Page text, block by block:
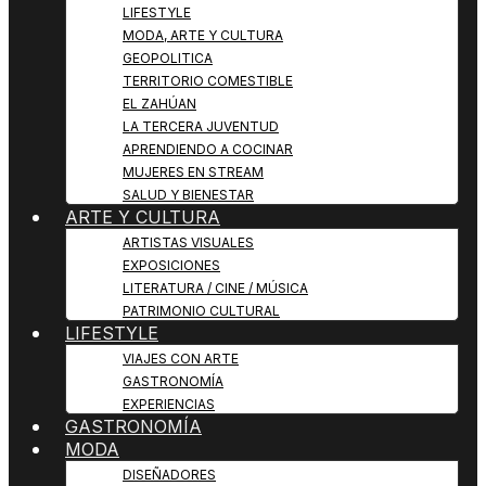
LIFESTYLE
MODA, ARTE Y CULTURA
GEOPOLITICA
TERRITORIO COMESTIBLE
EL ZAHÚAN
LA TERCERA JUVENTUD
APRENDIENDO A COCINAR
MUJERES EN STREAM
SALUD Y BIENESTAR
ARTE Y CULTURA
ARTISTAS VISUALES
EXPOSICIONES
LITERATURA / CINE / MÚSICA
PATRIMONIO CULTURAL
LIFESTYLE
VIAJES CON ARTE
GASTRONOMÍA
EXPERIENCIAS
GASTRONOMÍA
MODA
DISEÑADORES